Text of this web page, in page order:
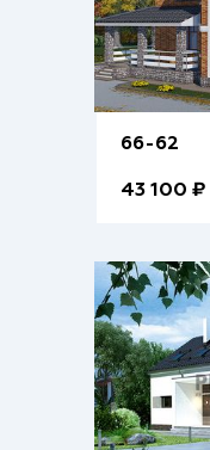
66-62
43 100 ₽